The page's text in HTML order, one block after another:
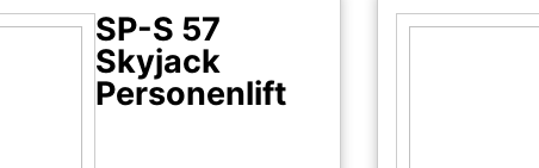
SP-S 57
Skyjack
Personenlift